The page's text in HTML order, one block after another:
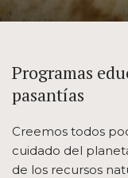
Programas
pasantías
Creemos todos
cuidado del
de los recursos